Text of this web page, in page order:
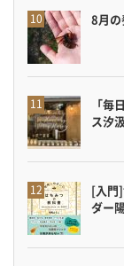
8月
「毎
ス汐
[入門
ダー